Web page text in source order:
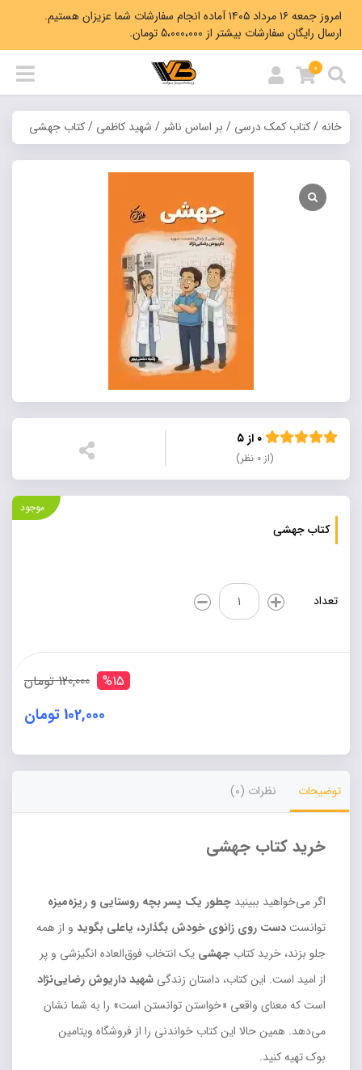
امروز جمعه ۱۶ مرداد ۱۴۰۵ آماده انجام سفارشات شما عزیزان هستیم.
ارسال رایگان سفارشات بیشتر از 5،000،000 تومان.
0
خانه/کتاب کمک درسی / بر اساس ناشر / شهید کاظمی / کتاب جهشی
(از ۰ نظر)
کتاب جهشی
موجود
تعداد
کتاب
جهشی
عدد
%15 120,000 تومان
102,000 تومان
Alternative:
توضیحات نظرات (0)
خرید کتاب جهشی
اگر می‌خواهید ببینید چطور یک پسر بچه روستایی و ریزه‌میزه
توانستدست روی زانوی خودش بگذارد، یاعلی بگوید و از همه
جلو بزند، خرید کتاب جهشی یک انتخاب فوق‌العاده انگیزشی و پر
از امید است. این کتاب، داستان زندگی شهید داریوش رضایی‌نژاد
است که معنای واقعی «خواستن توانستن است» را به شما نشان
می‌دهد. همین حالا این کتاب خواندنی را از فروشگاه ویتامین
بوک تهیه کنید.